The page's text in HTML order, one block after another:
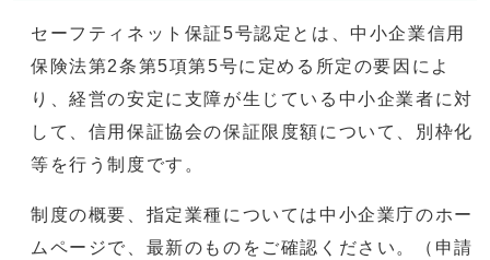
セーフティネット保証5号認定とは、中小企業信用
保険法第2条第5項第5号に定める所定の要因によ
り、経営の安定に支障が生じている中小企業者に対
して、信用保証協会の保証限度額について、別枠化
等を行う制度です。
制度の概要、指定業種については中小企業庁のホー
ムページで、最新のものをご確認ください。（申請